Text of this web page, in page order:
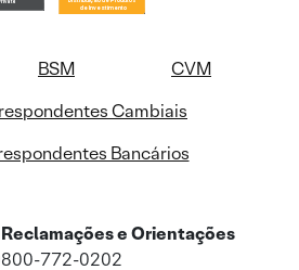
BSM
CVM
Cambiais
Bancários
Reclamações e Orientações
772-0202